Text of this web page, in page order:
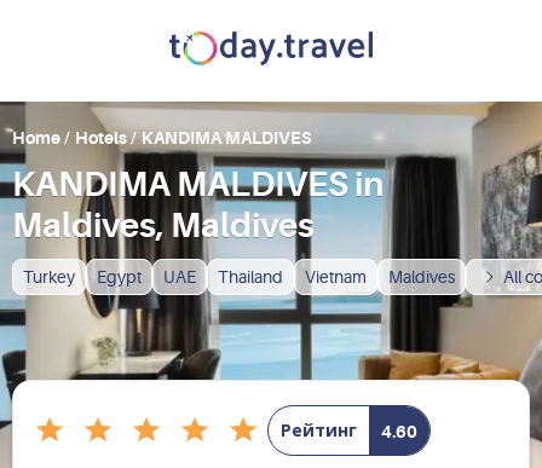
Turkey Egypt UAE Thailand Vietnam Maldives All
Home/ Hotels/ KANDIMA MALDIVES
KANDIMA MALDIVES in
Maldives, Maldives
Рейтинг 4.60